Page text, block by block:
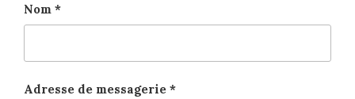
Nom *
Adresse de messagerie *